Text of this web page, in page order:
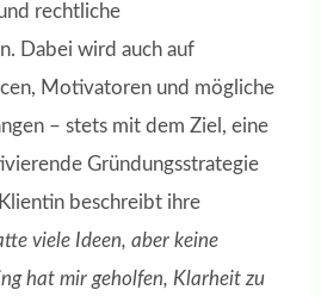
rechtliche
Dabei wird auch auf
Motivatoren und mögliche
– stets mit dem Ziel, eine
Gründungsstrategie
beschreibt ihre
viele Ideen, aber keine
hat mir geholfen, Klarheit zu